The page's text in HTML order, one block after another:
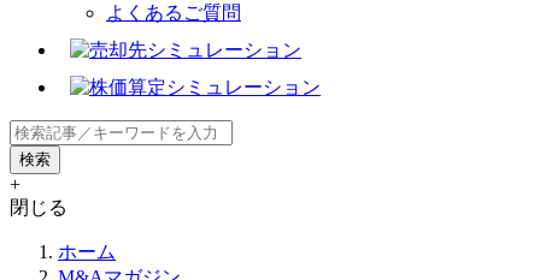
よくあるご質問
+
閉じる
ホーム